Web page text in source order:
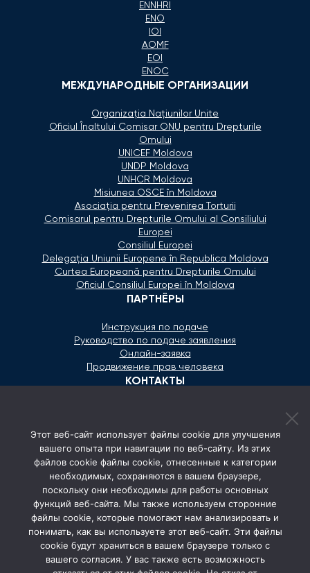
ENNHRI
ENO
IOI
AOMF
EOI
ENOC
МЕЖДУНАРОДНЫЕ ОРГАНИЗАЦИИ
Organizaţia Naţiunilor Unite
Oficiul Înaltului Comisar ONU pentru Drepturile
Omului
UNICEF Moldova
UNDP Moldova
UNHCR Moldova
Misiunea OSCE în Moldova
Asociaţia pentru Prevenirea Torturii
Comisarul pentru Drepturile Omului al Consiliului
Europei
Consiliul Europei
Delegaţia Uniunii Europene în Republica Moldova
Curtea Europeană pentru Drepturile Omului
Oficiul Consiliul Europei în Moldova
ПАРТНЁРЫ
Инструкция по подаче
Руководство по подаче заявления
Онлайн-заявка
Продвижение прав человека
КОНТАКТЫ
secretariat@ombudsman.md
Улица Каля Ешилор 11/3, Кишинёв
Понедельник - Пятница: 08:00 - 17:00
СОЦ. СЕТИ
Этот веб-сайт использует файлы cookie для улучшения
вашего опыта при навигации по веб-сайту. Из этих
файлов cookie файлы cookie, отнесенные к категории
необходимых, сохраняются в вашем браузере,
поскольку они необходимы для работы основных
функций веб-сайта. Мы также используем сторонние
файлы cookie, которые помогают нам анализировать и
понимать, как вы используете этот веб-сайт. Эти файлы
cookie будут храниться в вашем браузере только с
вашего согласия. У вас также есть возможность